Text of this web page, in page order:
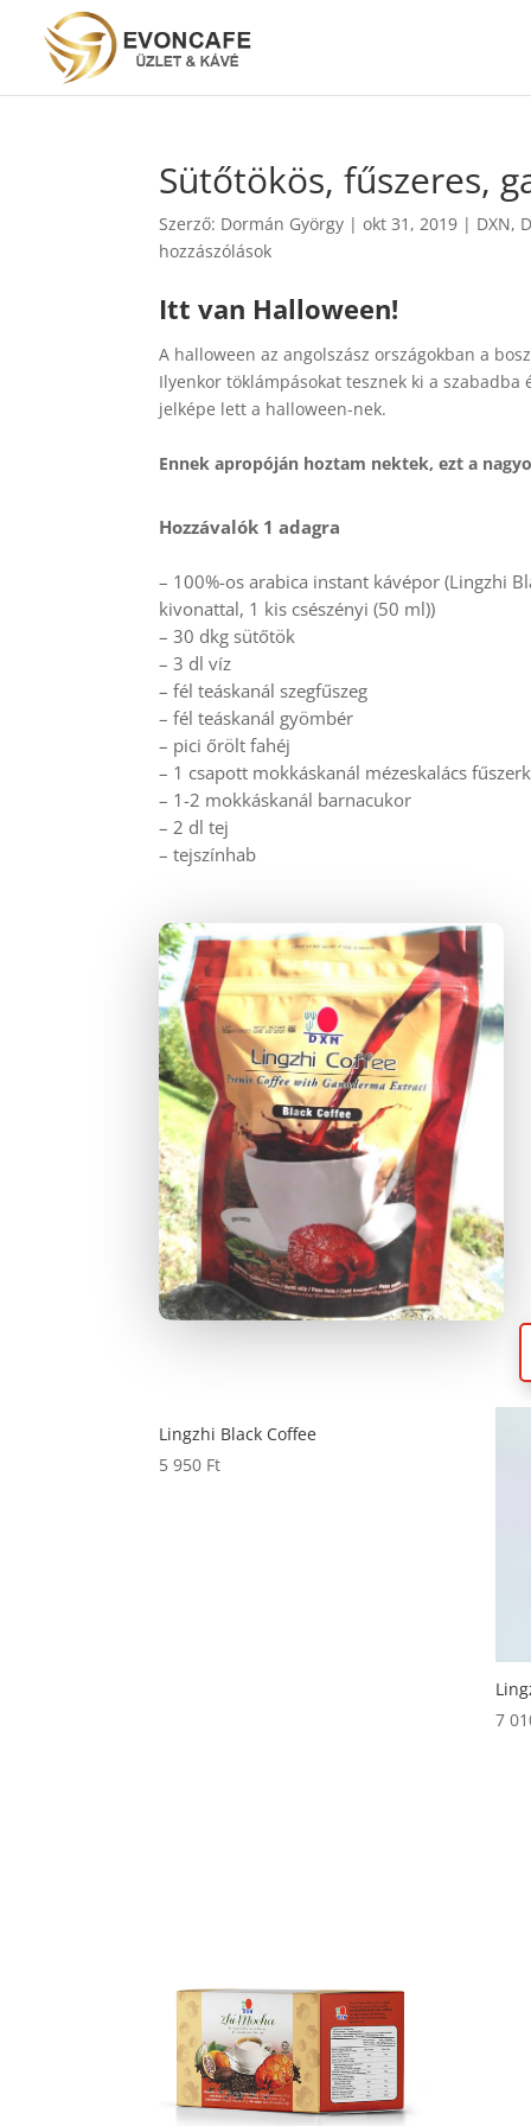
Sütőtökös, fűszeres,
Szerző: Dormán György |okt 31, 2019 | DXN,
hozzászólások
Itt van Halloween!
A halloween az angolszász országokban a
Ilyenkor töklámpásokat tesznek ki a
jelképe lett a halloween-nek.
Ennek apropóján hoztam nektek, ezt a
Hozzávalók 1 adagra
– 100%-os arabica instant kávépor (Lingzhi
kivonattal, 1 kis csészényi (50 ml))
–30 dkg sütőtök
– 3 dl víz
– fél teáskanál szegfűszeg
– fél teáskanál gyömbér
– pici őrölt fahéj
– 1 csapott mokkáskanál mézeskalács
– 1-2 mokkáskanál barnacukor
– 2 dl tej
– tejszínhab
Lingzhi Black Coffee
5 950 Ft
7